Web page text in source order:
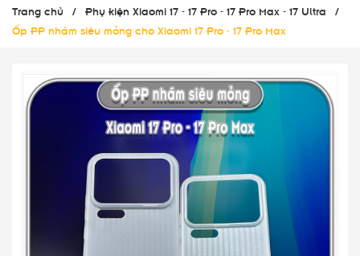
Trang chủ / Phụ kiện Xiaomi 17 - 17 Pro - 17 Pro Max - 17 Ultra
/
Ốp PP nhám siêu mỏng cho Xiaomi 17 Pro - 17 Pro Max